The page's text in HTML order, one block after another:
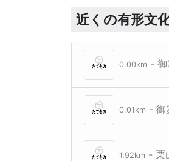
近くの有形文
0.00km -
0.01km - 御
1.92km - 栗